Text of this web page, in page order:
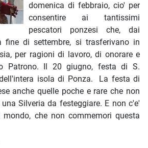
domenica di febbraio, cio' per
consentire ai tantissimi
pescatori ponzesi che, dai
di settembre, si trasferivano in
per ragioni di lavoro, di onorare e
Patrono. Il 20 giugno, festa di S.
isola di Ponza. La festa di
anche quelle poche e rare che non
Silveria da festeggiare. E non c'e'
mondo, che non commemori questa